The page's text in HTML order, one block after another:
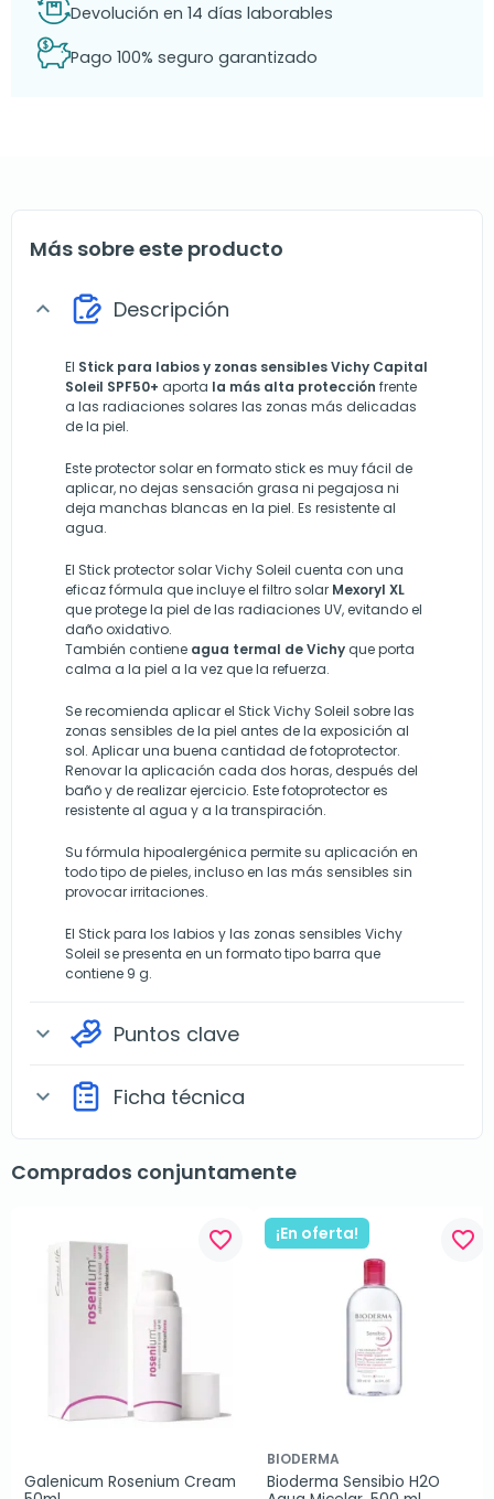
Devolución en 14 días laborables
Pago 100% seguro garantizado
Más sobre este producto
expand_more Descripción
El Stick para labios y zonas sensiblesVichy Capital
Soleil SPF50+ aporta la más alta protección frente
a las radiaciones solares las zonas más delicadas
de la piel.
Este protector solar en formato stick es muy fácil de
aplicar, no dejas sensación grasa ni pegajosa ni
deja manchas blancas en la piel. Es resistente al
agua.
El Stick protector solar Vichy Soleil cuenta con una
eficaz fórmula que incluye el filtro solar Mexoryl XL
que protege la piel de las radiaciones UV, evitando el
daño oxidativo.
También contiene agua termal de Vichy que porta
calma a la piel a la vez que la refuerza.
Se recomienda aplicar el Stick Vichy Soleil sobre las
zonas sensibles de la piel antes de la exposición al
sol. Aplicar una buena cantidad de fotoprotector.
Renovar la aplicación cada dos horas, después del
baño y de realizar ejercicio. Este fotoprotector es
resistente al agua y a la transpiración.
Su fórmula hipoalergénica permite su aplicación en
todo tipo de pieles, incluso en las más sensibles sin
provocar irritaciones.
El Stick para los labios y las zonas sensibles Vichy
Soleil se presenta en un formato tipo barra que
contiene 9 g.
expand_more Puntos clave
expand_more Ficha técnica
Comprados conjuntamente
favorite_border
Galenicum Rosenium Cream
¡En oferta! favorite_border
BIODERMA
Bioderma Sensibio H2O